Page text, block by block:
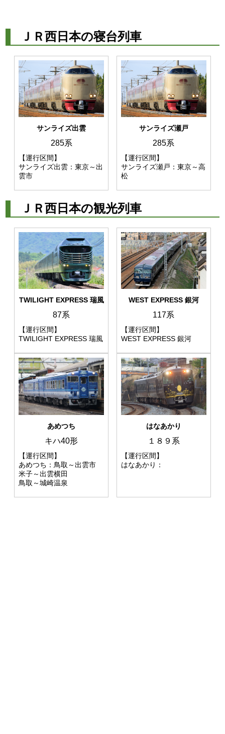
ＪＲ西日本の寝台列車
サンライズ出雲
285系
【運行区間】
サンライズ出雲：東京～出
雲市
サンライズ瀬戸
285系
【運行区間】
サンライズ瀬戸：東京～高
松
ＪＲ西日本の観光列車
TWILIGHT EXPRESS 瑞風
87系
【運行区間】
TWILIGHT EXPRESS 瑞風
WEST EXPRESS 銀河
117系
【運行区間】
WEST EXPRESS 銀河
あめつち
キハ40形
【運行区間】
あめつち：鳥取～出雲市
米子～出雲横田
鳥取～城崎温泉
はなあかり
１８９系
【運行区間】
はなあかり：